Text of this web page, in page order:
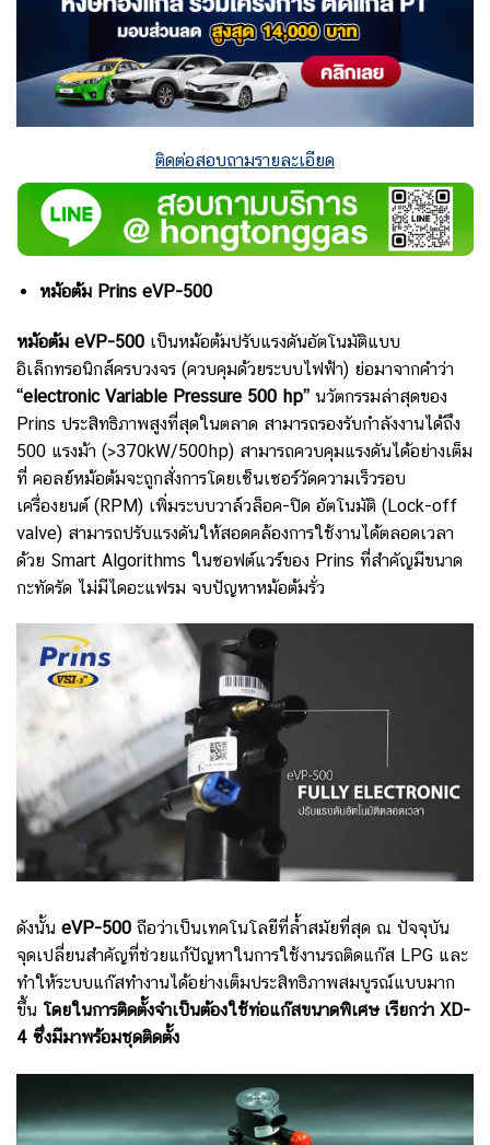
ติดต่อสอบถามรายละเอียด
หม้อต้ม Prins eVP-500
หม้อต้ม eVP-500 เป็นหม้อต้มปรับแรงดันอัตโนมัติแบบ
อิเล็กทรอนิกส์ครบวงจร (ควบคุมด้วยระบบไฟฟ้า) ย่อมาจากคำว่า
“electronic Variable Pressure 500 hp” นวัตกรรมล่าสุดของ
Prins ประสิทธิภาพสูงที่สุดในตลาด สามารถรองรับกำลังงานได้ถึง
500 แรงม้า (>370kW/500hp) สามารถควบคุมแรงดันได้อย่างเต็ม
ที่ คอลย์หม้อต้มจะถูกสั่งการโดยเซ็นเซอร์วัดความเร็วรอบ
เครื่องยนต์ (RPM) เพิ่มระบบวาล์วล็อค-ปิด อัตโนมัติ (Lock-off
valve) สามารถปรับแรงดันให้สอดคล้องการใช้งานได้ตลอดเวลา
ด้วย Smart Algorithms ในซอฟต์แวร์ของ Prins ที่สำคัญมีขนาด
กะทัดรัด ไม่มีไดอะแฟรม จบปัญหาหม้อต้มรั่ว
ดังนั้น eVP-500 ถือว่าเป็นเทคโนโลยีที่ล้ำสมัยที่สุด ณ ปัจจุบัน
จุดเปลี่ยนสำคัญที่ช่วยแก้ปัญหาในการใช้งานรถติดแก๊ส LPG และ
ทำให้ระบบแก๊สทำงานได้อย่างเต็มประสิทธิภาพสมบูรณ์แบบมาก
ขึ้น โดยในการติดตั้งจำเป็นต้องใช้ท่อแก๊สขนาดพิเศษ เรียกว่า XD-
4 ซึ่งมีมาพร้อมชุดติดตั้ง